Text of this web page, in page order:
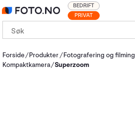
PRIVAT
BEDRIFT
Forside Produkter Fotografering og filming
Kompaktkamera Superzoom